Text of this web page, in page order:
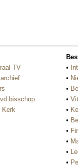
TV
bisschop
Kerk
•
•
•
•
•
•
•
•
•
•